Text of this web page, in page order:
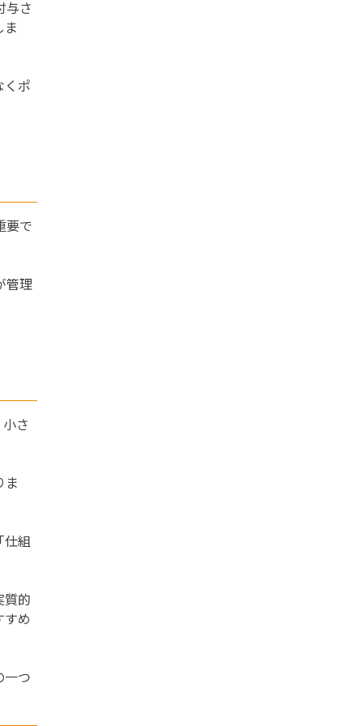
与さ
くポ
要で
管理
さ
ま
仕組
質的
め
一つ